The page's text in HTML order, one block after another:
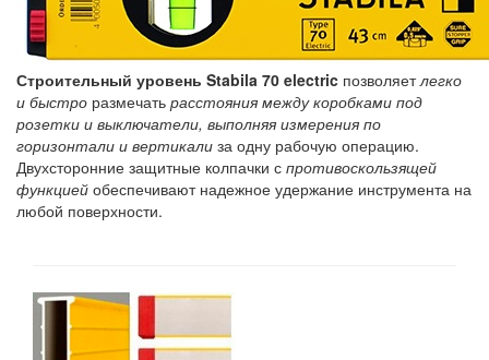
Строительный уровень Stabila 70 electric позволяетлегко
и быстро размечать расстояния между коробками под
розетки и выключатели, выполняя измерения по
горизонтали и вертикали за одну рабочую операцию.
Двухсторонние защитные колпачки с противоскользящей
функцией обеспечивают надежное удержание инструмента на
любой поверхности.